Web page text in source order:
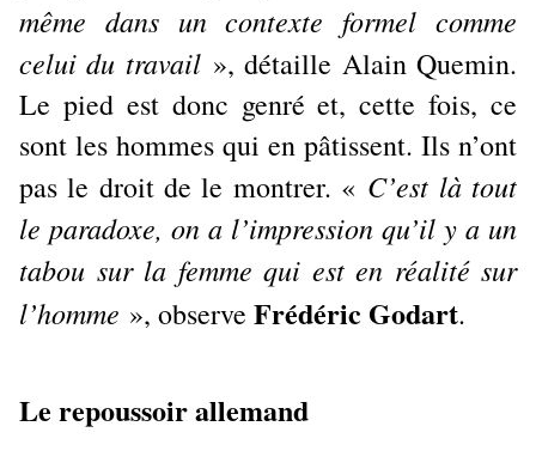
même dans un contexte formel comme
celui du travail», détaille Alain Quemin.
Le pied est donc genré et, cette fois, ce
sont les hommes qui en pâtissent. Ils n’ont
pas le droit de le montrer. « C’est là tout
le paradoxe, on a l’impression qu’il y a un
tabou sur la femme qui est en réalité sur
l’homme », observe Frédéric Godart.
Le repoussoir allemand